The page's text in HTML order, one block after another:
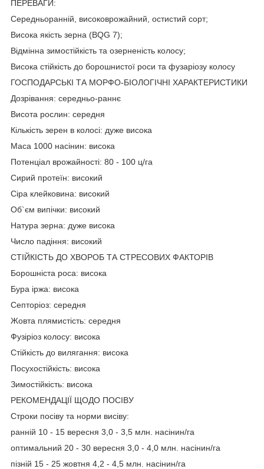
ПЕРЕВАГИ:
Середньоранній, високоврожайний, остистий сорт;
Висока якість зерна (BQG 7);
Відмінна зимостійкість та озерненість колосу;
Висока стійкість до борошнистої роси та фузаріозу колосу
ГОСПОДАРСЬКІ ТА МОРФО-БІОЛОГІЧНІ ХАРАКТЕРИСТИКИ
Дозрівання: середньо-раннє
Висота рослин: середня
Кількість зерен в колосі: дуже висока
Маса 1000 насінин: висока
Потенціал врожайності: 80 - 100 ц/га
Сирий протеїн: високий
Сіра клейковина: високий
Об`єм випічки: високий
Натура зерна: дуже висока
Число падіння: високий
СТІЙКІСТЬ ДО ХВОРОБ ТА СТРЕСОВИХ ФАКТОРІВ
Борошніста роса: висока
Бура іржа: висока
Септоріоз: середня
Жовта плямистість: середня
Фузіріоз колосу: висока
Стійкість до вилягання: висока
Посухостійкість: висока
Зимостійкість: висока
РЕКОМЕНДАЦІЇ ЩОДО ПОСІВУ
Строки посіву та норми висіву:
ранній 10 - 15 вересня 3,0 - 3,5 млн. насінин/га
оптимальний 20 - 30 вересня 3,0 - 4,0 млн. насінин/га
пізній 15 - 25 жовтня 4,2 - 4,5 млн. насінин/га